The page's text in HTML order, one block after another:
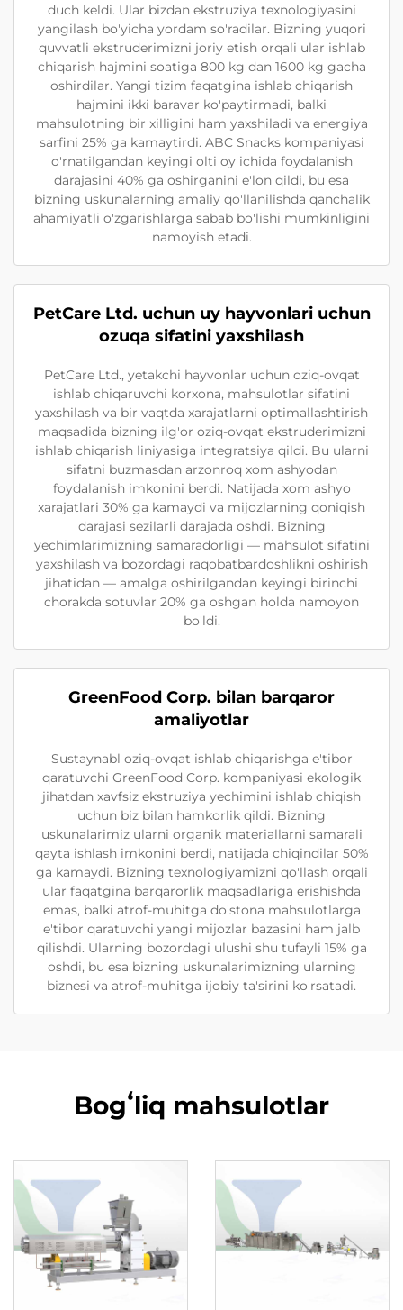
duch keldi. Ular bizdan ekstruziya texnologiyasini
yangilash bo'yicha yordam so'radilar. Bizning yuqori
quvvatli ekstruderimizni joriy etish orqali ular ishlab
chiqarish hajmini soatiga 800 kg dan 1600 kg gacha
oshirdilar. Yangi tizim faqatgina ishlab chiqarish
hajmini ikki baravar ko'paytirmadi, balki
mahsulotning bir xilligini ham yaxshiladi va energiya
sarfini 25% ga kamaytirdi. ABC Snacks kompaniyasi
o'rnatilgandan keyingi olti oy ichida foydalanish
darajasini 40% ga oshirganini e'lon qildi, bu esa
bizning uskunalarning amaliy qo'llanilishda qanchalik
ahamiyatli o'zgarishlarga sabab bo'lishi mumkinligini
namoyish etadi.
PetCare Ltd. uchun uy hayvonlari uchun
ozuqa sifatini yaxshilash
PetCare Ltd., yetakchi hayvonlar uchun oziq-ovqat
ishlab chiqaruvchi korxona, mahsulotlar sifatini
yaxshilash va bir vaqtda xarajatlarni optimallashtirish
maqsadida bizning ilg'or oziq-ovqat ekstruderimizni
ishlab chiqarish liniyasiga integratsiya qildi. Bu ularni
sifatni buzmasdan arzonroq xom ashyodan
foydalanish imkonini berdi. Natijada xom ashyo
xarajatlari 30% ga kamaydi va mijozlarning qoniqish
darajasi sezilarli darajada oshdi. Bizning
yechimlarimizning samaradorligi — mahsulot sifatini
yaxshilash va bozordagi raqobatbardoshlikni oshirish
jihatidan — amalga oshirilgandan keyingi birinchi
chorakda sotuvlar 20% ga oshgan holda namoyon
bo'ldi.
GreenFood Corp. bilan barqaror
amaliyotlar
Sustaynabl oziq-ovqat ishlab chiqarishga e'tibor
qaratuvchi GreenFood Corp. kompaniyasi ekologik
jihatdan xavfsiz ekstruziya yechimini ishlab chiqish
uchun biz bilan hamkorlik qildi. Bizning
uskunalarimiz ularni organik materiallarni samarali
qayta ishlash imkonini berdi, natijada chiqindilar 50%
ga kamaydi. Bizning texnologiyamizni qo'llash orqali
ular faqatgina barqarorlik maqsadlariga erishishda
emas, balki atrof-muhitga do'stona mahsulotlarga
e'tibor qaratuvchi yangi mijozlar bazasini ham jalb
qilishdi. Ularning bozordagi ulushi shu tufayli 15% ga
oshdi, bu esa bizning uskunalarimizning ularning
biznesi va atrof-muhitga ijobiy ta'sirini ko'rsatadi.
Bogʻliq mahsulotlar